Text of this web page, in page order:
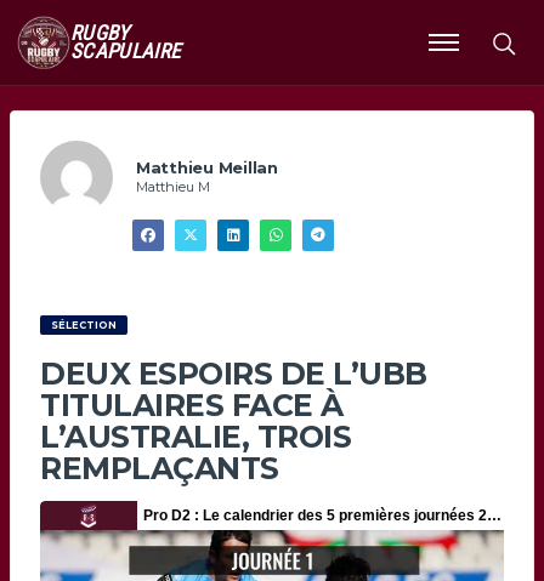
RUGBY
SCAPULAIRE
Ouvrir
le
Matthieu Meillan
Matthieu M
SÉLECTION
DEUX ESPOIRS DE L’UBB
TITULAIRES FACE À
L’AUSTRALIE, TROIS
REMPLAÇANTS